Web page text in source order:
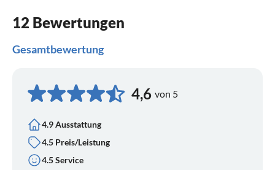
12 Bewertungen
Gesamtbewertung
4,6 von 5
4.9 Ausstattung
4.5 Preis/Leistung
4.5 Service